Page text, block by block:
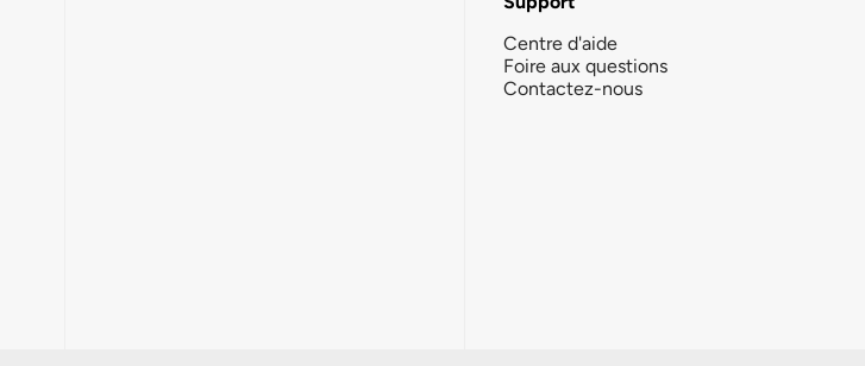
Centre d'aide
Foire aux questions
Contactez-nous